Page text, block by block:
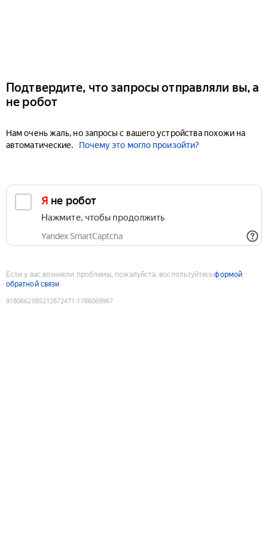
Подтвердите, что запросы отправляли вы, а
не робот
Нам очень жаль, но запросы с вашего устройства похожи на
автоматические.
Почему это могло произойти?
Я не робот
Нажмите, чтобы продолжить
Yandex SmartCaptcha
Если у вас возникли проблемы, пожалуйста, воспользуйтесьформой
обратной связи
9180662085212872471 :1786069967